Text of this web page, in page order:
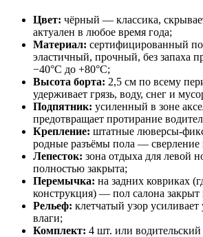
Цвет: чёрный — классика,
актуален в любое время года;
Материал: сертифицированный
эластичный, прочный, без запаха
−40°C до +80°C;
Высота борта: 2,5 см по всему
удерживает грязь, воду, снег и
Подпятник: усиленный в зоне
предотвращает протирание
Крепление: штатные люверсы-
родные разъёмы пола —
Лепесток: зона отдыха для левой
полностью закрыта;
Перемычка: на задних ковриках
конструкция) — пол салона закрыт
Рельеф: клетчатый узор
влаги;
Комплект: 4 шт. или водительский